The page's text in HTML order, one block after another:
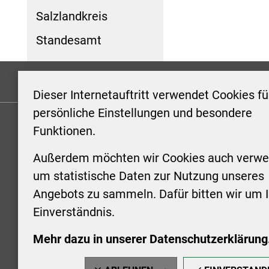
Dieser Internetauftritt verwendet Cookies
persönliche Einstellungen und besondere
Funktionen.
Außerdem möchten wir Cookies auch
um statistische Daten zur Nutzung unseres
Angebots zu sammeln. Dafür bitten wir um
Einverständnis.
Mehr dazu in unserer
Salzlandkreis
Standesamt
KONTAKT
Stadt Aschersleben
Markt 1
06449 Aschersleben
+49 3473 958-0
stadt@aschersleben.de
https://www.aschersleben.de/
Montag:
Uhr
Uhr
vorheriger